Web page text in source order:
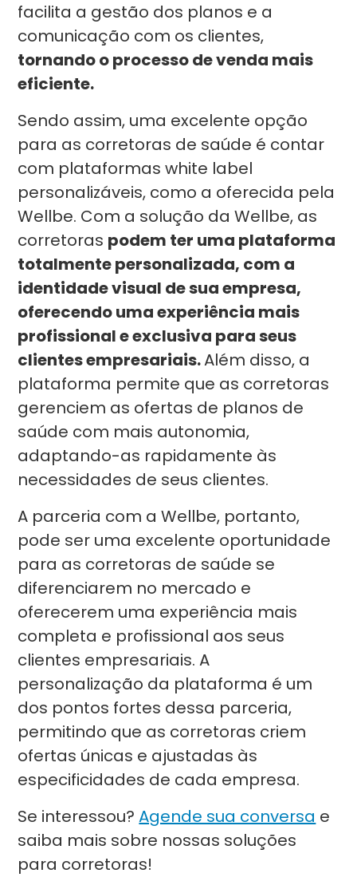
facilita a gestão dos planos e a
comunicação com os clientes,
tornando o processo de venda mais
eficiente.
Sendo assim, uma excelente opção
para as corretoras de saúde é contar
com plataformas white label
personalizáveis, como a oferecida pela
Wellbe. Com a solução da Wellbe, as
corretoras podem ter uma plataforma
totalmente personalizada, com a
identidade visual de sua empresa,
oferecendo uma experiência mais
profissional e exclusiva para seus
clientes empresariais.Além disso, a
plataforma permite que as corretoras
gerenciem as ofertas de planos de
saúde com mais autonomia,
adaptando-as rapidamente às
necessidades de seus clientes.
A parceria com a Wellbe, portanto,
pode ser uma excelente oportunidade
para as corretoras de saúde se
diferenciarem no mercado e
oferecerem uma experiência mais
completa e profissional aos seus
clientes empresariais. A
personalização da plataforma é um
dos pontos fortes dessa parceria,
permitindo que as corretoras criem
ofertas únicas e ajustadas às
especificidades de cada empresa.
Se interessou?Agende sua conversa e
saiba mais sobre nossas soluções
para corretoras!